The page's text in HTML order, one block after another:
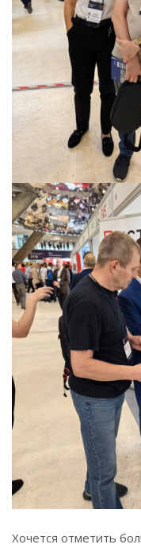
Хочется отметить